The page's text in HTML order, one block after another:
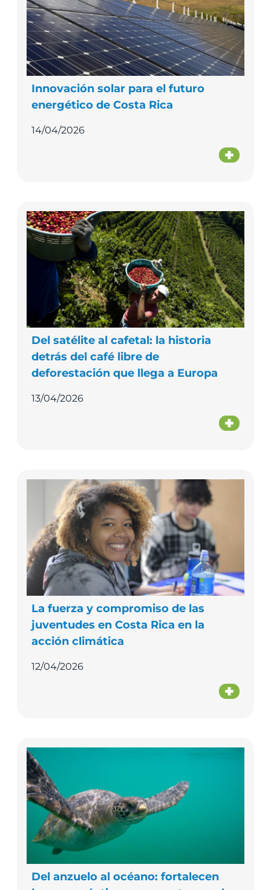
Innovación solar para el futuro
energético de Costa Rica
14/04/2026
Del satélite al cafetal: la historia
detrás del café libre de
deforestación que llega a Europa
13/04/2026
La fuerza y compromiso de las
juventudes en Costa Rica en la
acción climática
12/04/2026
Del anzuelo al océano: fortalecen